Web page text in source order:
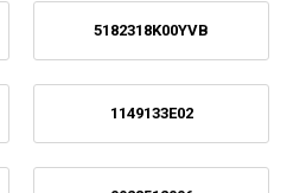
5182318K00YVB
1149133E02